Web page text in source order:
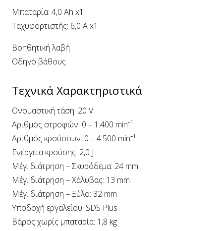
Μπαταρία: 4,0 Ah x1
Ταχυφορτιστής: 6,0 A x1
Βοηθητική λαβή
Οδηγό βάθους
Τεχνικά Χαρακτηριστικά
Ονομαστική τάση: 20 V
Αριθμός στροφών: 0 – 1.400 min⁻¹
Αριθμός κρούσεων: 0 – 4.500 min⁻¹
Ενέργεια κρούσης: 2,0 J
Μέγ. διάτρηση – Σκυρόδεμα: 24 mm
Μέγ. διάτρηση – Χάλυβας: 13 mm
Μέγ. διάτρηση – Ξύλο: 32 mm
Υποδοχή εργαλείου: SDS Plus
Βάρος χωρίς μπαταρία: 1,8 kg